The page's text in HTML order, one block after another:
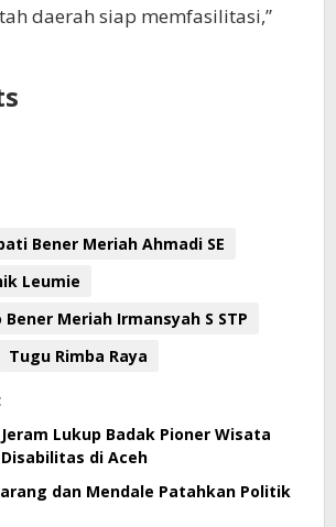
daerah siap memfasilitasi,”
Bener Meriah Ahmadi SE
Leumie
Meriah Irmansyah S STP
Tugu Rimba Raya
Lukup Badak Pioner Wisata
di Aceh
dan Mendale Patahkan Politik